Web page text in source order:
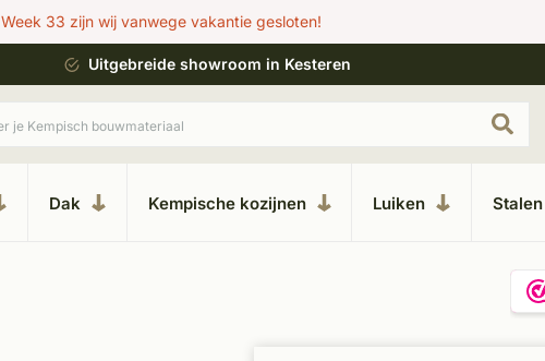
Week 33 zijn wij vanwege vakantie gesloten!
Uitgebreide showroom in Kesteren Unieke
Dak Kempische kozijnen Luiken